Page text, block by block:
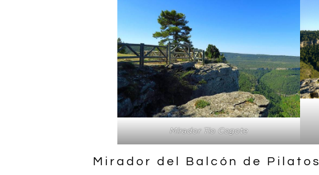
Mirador Tio Cogote
Mirador del Balcón de Pilatos